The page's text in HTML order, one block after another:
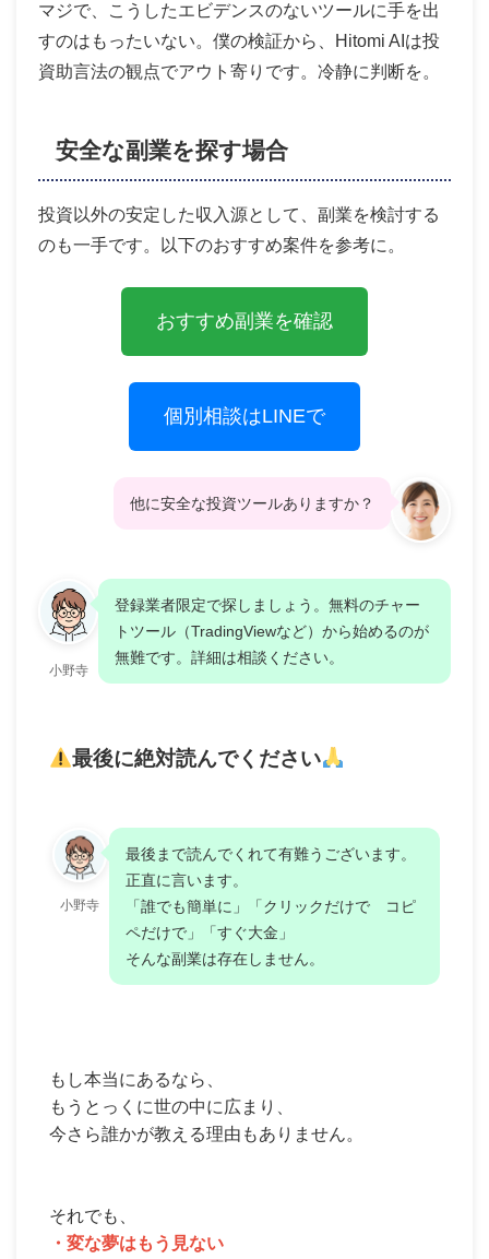
マジで、こうしたエビデンスのないツールに手を出
すのはもったいない。僕の検証から、Hitomi AIは投
資助言法の観点でアウト寄りです。冷静に判断を。
安全な副業を探す場合
投資以外の安定した収入源として、副業を検討する
のも一手です。以下のおすすめ案件を参考に。
おすすめ副業を確認
個別相談はLINEで
他に安全な投資ツールありますか？
小野寺
登録業者限定で探しましょう。無料のチャー
トツール（TradingViewなど）から始めるのが
無難です。詳細は相談ください。
最後に絶対読んでください
小野寺
最後まで読んでくれて有難うございます。
正直に言います。
「誰でも簡単に」「クリックだけで コピ
ペだけで」「すぐ大金」
そんな副業は存在しません。
もし本当にあるなら、
もうとっくに世の中に広まり、
今さら誰かが教える理由もありません。
それでも、
・変な夢はもう見ない